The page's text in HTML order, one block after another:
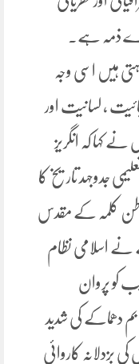
ذمہ ہے۔
ہیں اسی وجہ
، لسانیت اور
کہا کہ انگریز
جدوجہد تاریخ کا
کلمہ کے مقدس
نے اسلامی نظام
کو پروان
دھماکے کی شدید
بزدلانہ کاروائی